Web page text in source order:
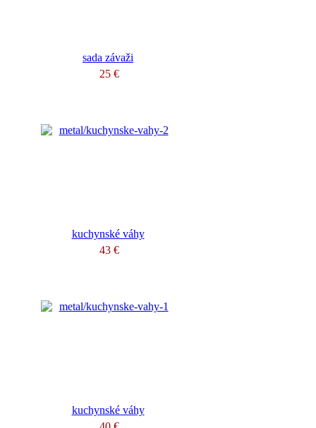
sada závaži
25 €
kuchynské váhy
43 €
kuchynské váhy